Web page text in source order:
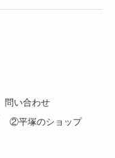
問い合わせ
②平塚のショップ